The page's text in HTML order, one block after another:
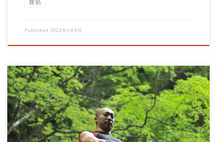
腹筋
Published 2021年1月6日
こんにちは！ 今日は パーソナルトレーニングジムはNO密という
ことを説明します。 （ここで言うパーソ […]